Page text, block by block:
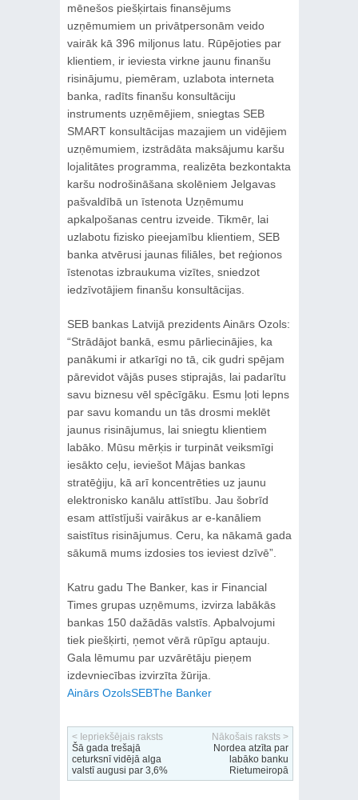
mēnešos piešķirtais finansējums
uzņēmumiem un privātpersonām veido
vairāk kā 396 miljonus latu. Rūpējoties par
klientiem, ir ieviesta virkne jaunu finanšu
risinājumu, piemēram, uzlabota interneta
banka, radīts finanšu konsultāciju
instruments uzņēmējiem, sniegtas SEB
SMART konsultācijas mazajiem un vidējiem
uzņēmumiem, izstrādāta maksājumu karšu
lojalitātes programma, realizēta bezkontakta
karšu nodrošināšana skolēniem Jelgavas
pašvaldībā un īstenota Uzņēmumu
apkalpošanas centru izveide. Tikmēr, lai
uzlabotu fizisko pieejamību klientiem, SEB
banka atvērusi jaunas filiāles, bet reģionos
īstenotas izbraukuma vizītes, sniedzot
iedzīvotājiem finanšu konsultācijas.
SEB bankas Latvijā prezidents Ainārs Ozols:
“Strādājot bankā, esmu pārliecinājies, ka
panākumi ir atkarīgi no tā, cik gudri spējam
pārevidot vājās puses stiprajās, lai padarītu
savu biznesu vēl spēcīgāku. Esmu ļoti lepns
par savu komandu un tās drosmi meklēt
jaunus risinājumus, lai sniegtu klientiem
labāko. Mūsu mērķis ir turpināt veiksmīgi
iesākto ceļu, ieviešot Mājas bankas
stratēģiju, kā arī koncentrēties uz jaunu
elektronisko kanālu attīstību. Jau šobrīd
esam attīstījuši vairākus ar e-kanāliem
saistītus risinājumus. Ceru, ka nākamā gada
sākumā mums izdosies tos ieviest dzīvē”.
Katru gadu The Banker, kas ir Financial
Times grupas uzņēmums, izvirza labākās
bankas 150 dažādās valstīs. Apbalvojumi
tiek piešķirti, ņemot vērā rūpīgu aptauju.
Gala lēmumu par uzvārētāju pieņem
izdevniecības izvirzīta žūrija.
Ainārs OzolsSEBThe Banker
< Iepriekšējais raksts
Šā gada trešajā
ceturksnī vidējā alga
valstī augusi par 3,6%
Nākošais raksts >
Nordea atzīta par
labāko banku
Rietumeiropā